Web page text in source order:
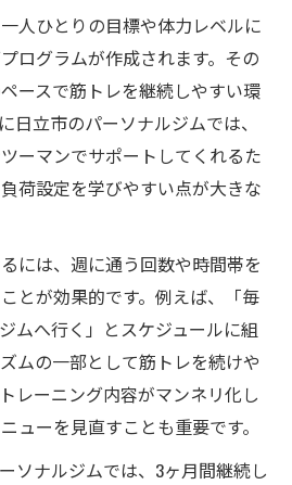
人ひとりの目標や体力レベルに
ログラムが作成されます。その
ースで筋トレを継続しやすい環
日立市のパーソナルジムでは、
ーマンでサポートしてくれるた
荷設定を学びやすい点が大きな
には、週に通う回数や時間帯を
とが効果的です。例えば、「毎
ムへ行く」とスケジュールに組
ムの一部として筋トレを続けや
レーニング内容がマンネリ化し
ューを見直すことも重要です。
ソナルジムでは、3ヶ月間継続し